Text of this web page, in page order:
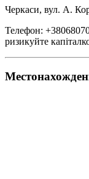
Черкаси, вул. А.
Телефон:
ризикуйте